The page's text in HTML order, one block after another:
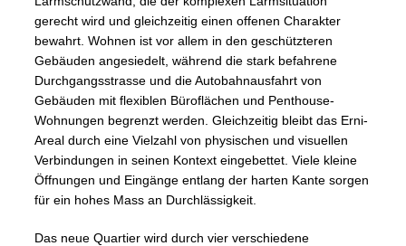
gerecht wird und gleichzeitig einen offenen Charakter
bewahrt. Wohnen ist vor allem in den geschützteren
Gebäuden angesiedelt, während die stark befahrene
Durchgangsstrasse und die Autobahnausfahrt von
Gebäuden mit flexiblen Büroflächen und Penthouse-
Wohnungen begrenzt werden. Gleichzeitig bleibt das Erni-
Areal durch eine Vielzahl von physischen und visuellen
Verbindungen in seinen Kontext eingebettet. Viele kleine
Öffnungen und Eingänge entlang der harten Kante sorgen
für ein hohes Mass an Durchlässigkeit.
Das neue Quartier wird durch vier verschiedene